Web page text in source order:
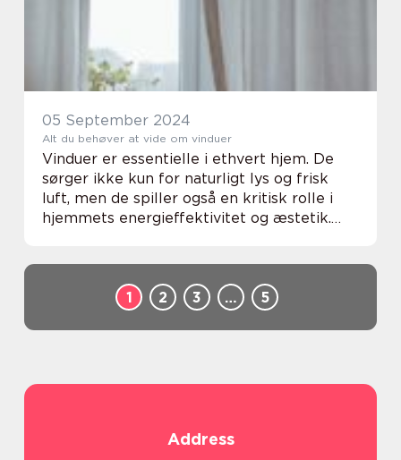
05 September 2024
Alt du behøver at vide om vinduer
Vinduer er essentielle i ethvert hjem. De
sørger ikke kun for naturligt lys og frisk
luft, men de spiller også en kritisk rolle i
hjemmets energieffektivitet og æstetik.
1 2 3 … 5
Address